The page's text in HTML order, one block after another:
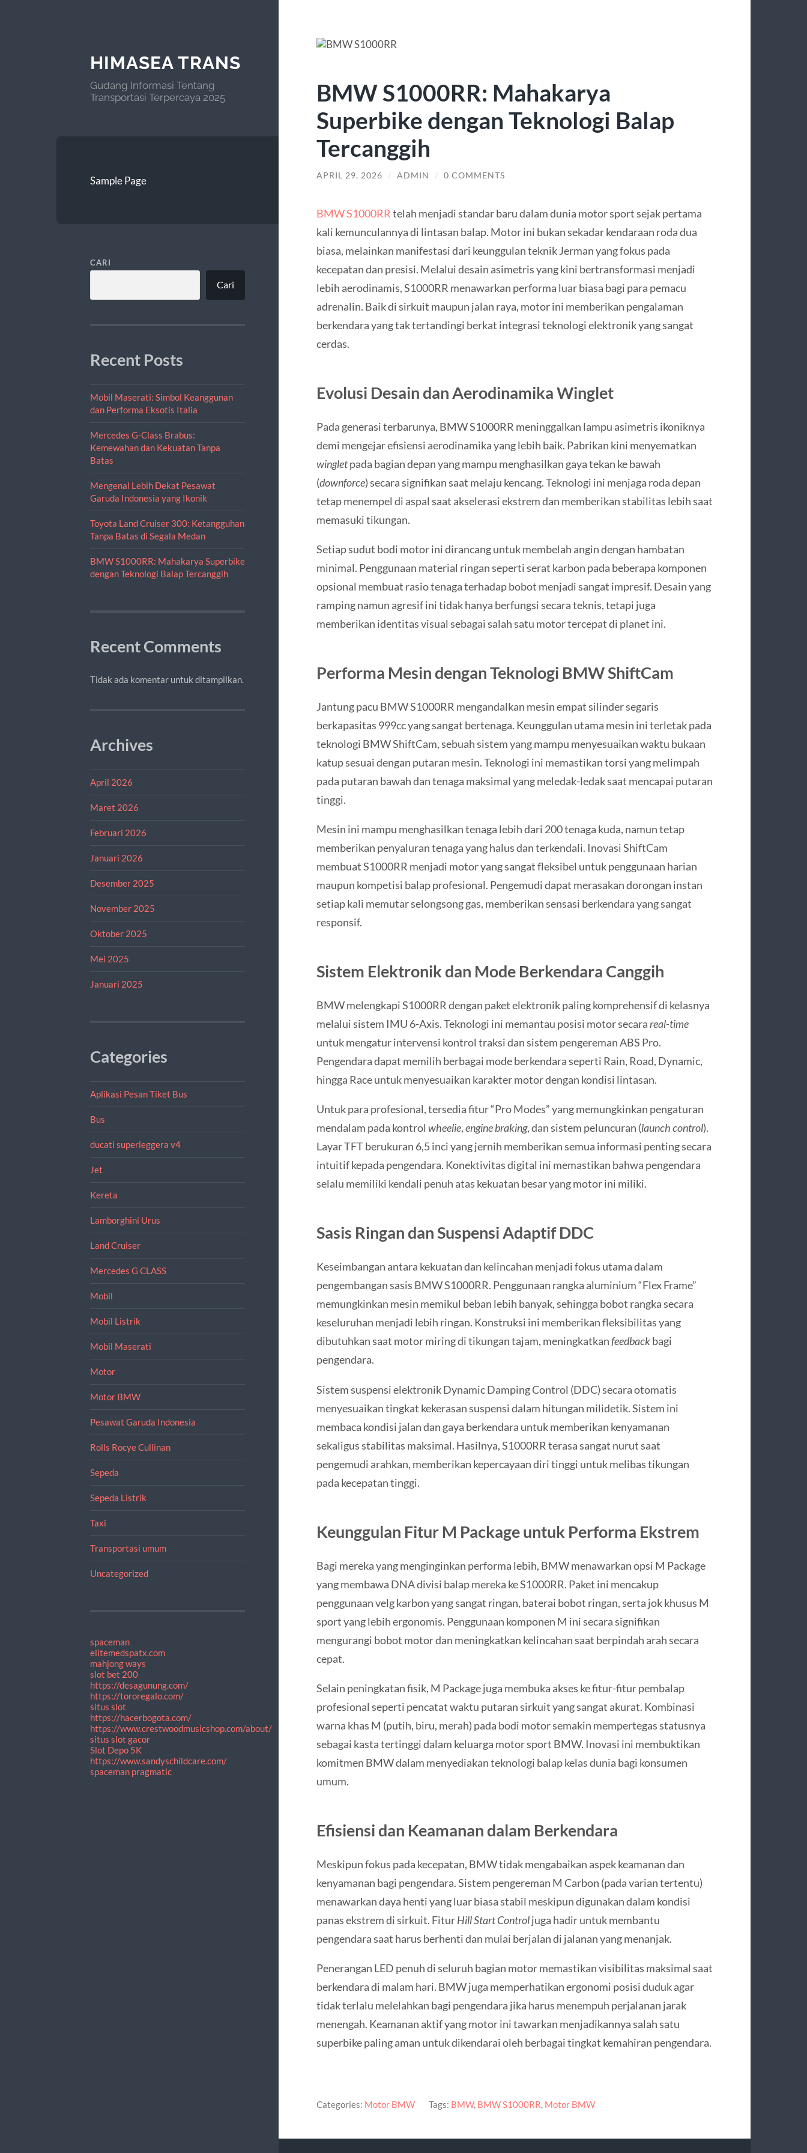
HIMASEA TRANS
Gudang Informasi Tentang
Transportasi Terpercaya 2025
Sample Page
CARI
Cari
Recent Posts
Mobil Maserati: Simbol Keanggunan
dan Performa Eksotis Italia
Mercedes G-Class Brabus:
Kemewahan dan Kekuatan Tanpa
Batas
Mengenal Lebih Dekat Pesawat
Garuda Indonesia yang Ikonik
Toyota Land Cruiser 300: Ketangguhan
Tanpa Batas di Segala Medan
BMW S1000RR: Mahakarya Superbike
dengan Teknologi Balap Tercanggih
Recent Comments
Tidak ada komentar untuk ditampilkan.
Archives
April 2026
Maret 2026
Februari 2026
Januari 2026
Desember 2025
November 2025
Oktober 2025
Mei 2025
Januari 2025
Categories
Aplikasi Pesan Tiket Bus
Bus
ducati superleggera v4
Jet
Kereta
Lamborghini Urus
Land Cruiser
Mercedes G CLASS
Mobil
Mobil Listrik
Mobil Maserati
Motor
Motor BMW
Pesawat Garuda Indonesia
Rolls Rocye Cullinan
Sepeda
Sepeda Listrik
Taxi
Transportasi umum
Uncategorized
spaceman
elitemedspatx.com
mahjong ways
slot bet 200
https://desagunung.com/
https://tororegalo.com/
situs slot
https://hacerbogota.com/
https://www.crestwoodmusicshop.com/about/
situs slot gacor
Slot Depo 5K
https://www.sandyschildcare.com/
spaceman pragmatic
BMW S1000RR: Mahakarya
Superbike dengan Teknologi Balap
Tercanggih
APRIL 29, 2026 / ADMIN / 0 COMMENTS
BMW S1000RR telah menjadi standar baru dalam dunia motor sport sejak pertama
kali kemunculannya di lintasan balap. Motor ini bukan sekadar kendaraan roda dua
biasa, melainkan manifestasi dari keunggulan teknik Jerman yang fokus pada
kecepatan dan presisi. Melalui desain asimetris yang kini bertransformasi menjadi
lebih aerodinamis, S1000RR menawarkan performa luar biasa bagi para pemacu
adrenalin. Baik di sirkuit maupun jalan raya, motor ini memberikan pengalaman
berkendara yang tak tertandingi berkat integrasi teknologi elektronik yang sangat
cerdas.
Evolusi Desain dan Aerodinamika Winglet
Pada generasi terbarunya, BMW S1000RR meninggalkan lampu asimetris ikoniknya
demi mengejar efisiensi aerodinamika yang lebih baik. Pabrikan kini menyematkan
wingletpada bagian depan yang mampu menghasilkan gaya tekan ke bawah
(downforce) secara signifikan saat melaju kencang. Teknologi ini menjaga roda depan
tetap menempel di aspal saat akselerasi ekstrem dan memberikan stabilitas lebih saat
memasuki tikungan.
Setiap sudut bodi motor ini dirancang untuk membelah angin dengan hambatan
minimal. Penggunaan material ringan seperti serat karbon pada beberapa komponen
opsional membuat rasio tenaga terhadap bobot menjadi sangat impresif. Desain yang
ramping namun agresif ini tidak hanya berfungsi secara teknis, tetapi juga
memberikan identitas visual sebagai salah satu motor tercepat di planet ini.
Performa Mesin dengan Teknologi BMW ShiftCam
Jantung pacu BMW S1000RR mengandalkan mesin empat silinder segaris
berkapasitas 999cc yang sangat bertenaga. Keunggulan utama mesin ini terletak pada
teknologi BMW ShiftCam, sebuah sistem yang mampu menyesuaikan waktu bukaan
katup sesuai dengan putaran mesin. Teknologi ini memastikan torsi yang melimpah
pada putaran bawah dan tenaga maksimal yang meledak-ledak saat mencapai putaran
tinggi.
Mesin ini mampu menghasilkan tenaga lebih dari 200 tenaga kuda, namun tetap
memberikan penyaluran tenaga yang halus dan terkendali. Inovasi ShiftCam
membuat S1000RR menjadi motor yang sangat fleksibel untuk penggunaan harian
maupun kompetisi balap profesional. Pengemudi dapat merasakan dorongan instan
setiap kali memutar selongsong gas, memberikan sensasi berkendara yang sangat
responsif.
Sistem Elektronik dan Mode Berkendara Canggih
BMW melengkapi S1000RR dengan paket elektronik paling komprehensif di kelasnya
melalui sistem IMU 6-Axis. Teknologi ini memantau posisi motor secarareal-time
untuk mengatur intervensi kontrol traksi dan sistem pengereman ABS Pro.
Pengendara dapat memilih berbagai mode berkendara seperti Rain, Road, Dynamic,
hingga Race untuk menyesuaikan karakter motor dengan kondisi lintasan.
Untuk para profesional, tersedia fitur “Pro Modes” yang memungkinkan pengaturan
mendalam pada kontrol wheelie,engine braking, dan sistem peluncuran (launch control).
Layar TFT berukuran 6,5 inci yang jernih memberikan semua informasi penting secara
intuitif kepada pengendara. Konektivitas digital ini memastikan bahwa pengendara
selalu memiliki kendali penuh atas kekuatan besar yang motor ini miliki.
Sasis Ringan dan Suspensi Adaptif DDC
Keseimbangan antara kekuatan dan kelincahan menjadi fokus utama dalam
pengembangan sasis BMW S1000RR. Penggunaan rangka aluminium “Flex Frame”
memungkinkan mesin memikul beban lebih banyak, sehingga bobot rangka secara
keseluruhan menjadi lebih ringan. Konstruksi ini memberikan fleksibilitas yang
dibutuhkan saat motor miring di tikungan tajam, meningkatkanfeedbackbagi
pengendara.
Sistem suspensi elektronik Dynamic Damping Control (DDC) secara otomatis
menyesuaikan tingkat kekerasan suspensi dalam hitungan milidetik. Sistem ini
membaca kondisi jalan dan gaya berkendara untuk memberikan kenyamanan
sekaligus stabilitas maksimal. Hasilnya, S1000RR terasa sangat nurut saat
pengemudi arahkan, memberikan kepercayaan diri tinggi untuk melibas tikungan
pada kecepatan tinggi.
Keunggulan Fitur M Package untuk Performa Ekstrem
Bagi mereka yang menginginkan performa lebih, BMW menawarkan opsi M Package
yang membawa DNA divisi balap mereka ke S1000RR. Paket ini mencakup
penggunaan velg karbon yang sangat ringan, baterai bobot ringan, serta jok khusus M
sport yang lebih ergonomis. Penggunaan komponen M ini secara signifikan
mengurangi bobot motor dan meningkatkan kelincahan saat berpindah arah secara
cepat.
Selain peningkatan fisik, M Package juga membuka akses ke fitur-fitur pembalap
profesional seperti pencatat waktu putaran sirkuit yang sangat akurat. Kombinasi
warna khas M (putih, biru, merah) pada bodi motor semakin mempertegas statusnya
sebagai kasta tertinggi dalam keluarga motor sport BMW. Inovasi ini membuktikan
komitmen BMW dalam menyediakan teknologi balap kelas dunia bagi konsumen
umum.
Efisiensi dan Keamanan dalam Berkendara
Meskipun fokus pada kecepatan, BMW tidak mengabaikan aspek keamanan dan
kenyamanan bagi pengendara. Sistem pengereman M Carbon (pada varian tertentu)
menawarkan daya henti yang luar biasa stabil meskipun digunakan dalam kondisi
panas ekstrem di sirkuit. FiturHill Start Controljuga hadir untuk membantu
pengendara saat harus berhenti dan mulai berjalan di jalanan yang menanjak.
Penerangan LED penuh di seluruh bagian motor memastikan visibilitas maksimal saat
berkendara di malam hari. BMW juga memperhatikan ergonomi posisi duduk agar
tidak terlalu melelahkan bagi pengendara jika harus menempuh perjalanan jarak
menengah. Keamanan aktif yang motor ini tawarkan menjadikannya salah satu
superbike paling aman untuk dikendarai oleh berbagai tingkat kemahiran pengendara.
Categories: Motor BMW Tags: BMW, BMW S1000RR, Motor BMW